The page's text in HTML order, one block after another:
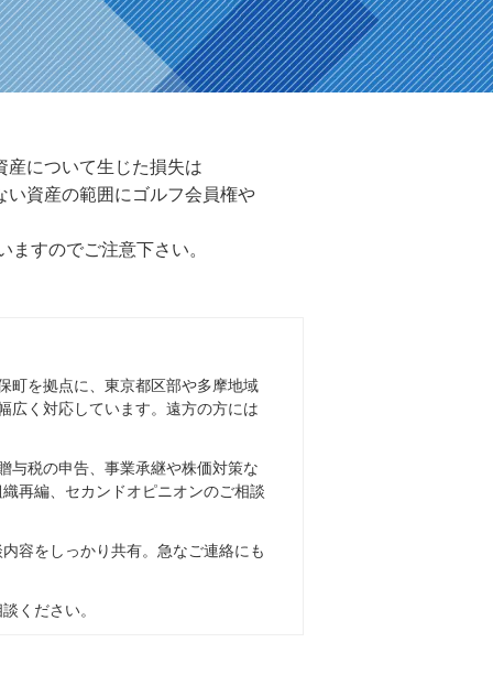
について生じた損失は
資産の範囲にゴルフ会員権や
すのでご注意下さい。
町を拠点に、東京都区部や多摩地域
広く対応しています。遠方の方には
与税の申告、事業承継や株価対策な
再編、セカンドオピニオンのご相談
容をしっかり共有。急なご連絡にも
ください。